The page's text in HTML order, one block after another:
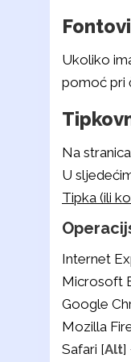
Ukoliko
pomoć pri
Na
U
Tipka (ili
Internet
Microsoft
Google
Mozilla
Safari [Alt]